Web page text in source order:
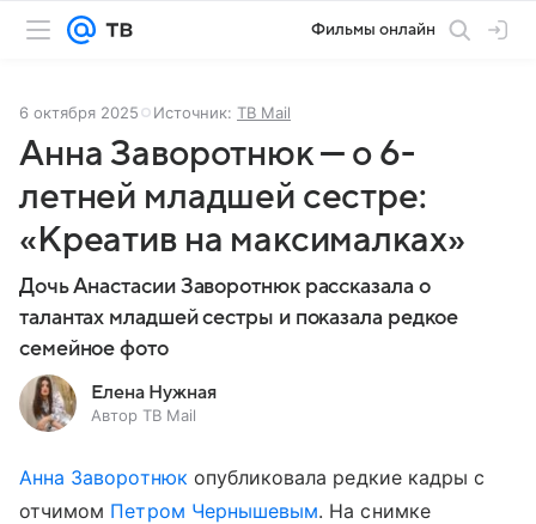
Фильмы онлайн
6 октября 2025 Источник: ТВ Mail
Анна Заворотнюк — о 6-
летней младшей сестре:
«Креатив на максималках»
Дочь Анастасии Заворотнюк рассказала о
талантах младшей сестры и показала редкое
семейное фото
Елена Нужная
Автор ТВ Mail
Анна Заворотнюк опубликовала редкие кадры с
отчимом Петром Чернышевым. На снимке